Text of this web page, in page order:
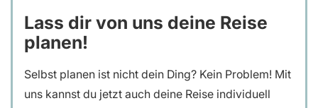
Lass dir von uns deine Reise
planen!
Selbst planen ist nicht dein Ding? Kein Problem! Mit
uns kannst du jetzt auch deine Reise individuell